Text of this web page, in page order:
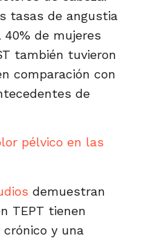
tasas de angustia
40% de mujeres
también tuvieron
comparación con
de
pélvico en las
demuestran
TEPT tienen
y una